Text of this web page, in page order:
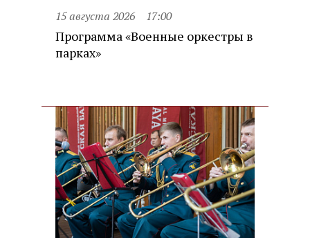
15 августа 2026 17:00
Программа «Военные оркестры в
парках»